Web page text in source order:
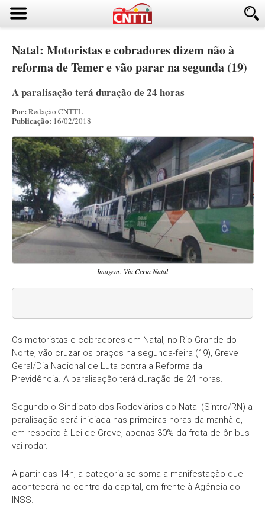
Natal: Motoristas e cobradores dizem não à
reforma de Temer e vão parar na segunda (19)
A paralisação terá duração de 24 horas
Por: Redação CNTTL
Publicação: 16/02/2018
Imagem: Via Certa Natal
Os motoristas e cobradores em Natal, no Rio Grande do
Norte, vão cruzar os braços na segunda-feira (19), Greve
Geral/Dia Nacional de Luta contra a Reforma da
Previdência. A paralisação terá duração de 24 horas.
Segundo o Sindicato dos Rodoviários do Natal (Sintro/RN) a
paralisação será iniciada nas primeiras horas da manhã e,
em respeito à Lei de Greve, apenas 30% da frota de ônibus
vai rodar.
A partir das 14h, a categoria se soma a manifestação que
acontecerá no centro da capital, em frente à Agência do
INSS.